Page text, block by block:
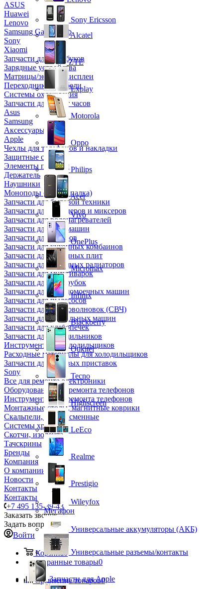
ASUS
Huawei
Lenovo
Samsung Galaxy Tab
Sony
Xiaomi
Запчасти для ноутбуков
Зарядные устройства
Матрицы/экраны/дисплеи
Переходники и кабели
Системы охлаждения
Запчасти для смарт часов
Asus
Samsung
Аксессуары
Apple
Чехлы для телефонов и накладки
Защитные стекла
Элементы питания
Держатель
Наушники
Моноподы (Селфи палка)
Запчасти для бытовой техники
Запчасти для блендеров и миксеров
Запчасти для водонагревателей
Запчасти для кофемашин
Запчасти для кулеров
Запчасти для кухонных комбаинов
Запчасти для кухонных плит
Запчасти для масляных радиаторов
Запчасти для мультиварок
Запчасти для мясорубок
Запчасти для посудомоечных машин
Запчасти для пылесосов
Запчасти для микроволновок (СВЧ)
Запчасти для стиральных машин
Запчасти для хлебопечек
Запчасти для холодильников
Инструмент для холодильщиков
Расходные материалы для холодильщиков
Запчасти для игровых приставок
Sony
Все для ремонта электроники
Оборудование для ремонта телефонов
Инструменты для ремонта телефонов
Монтажные столы, магнитные коврики
Скальпели, лезвия сменные
Системы хранения
Скотчи, изолента
Тачскрины
Бренды
Компания
О компании
Новости
Контакты
Контакты
+7 495 135-39-43
Заказать звонок
Задать вопрос
Войти
Корзина0
Избранные товары0
Сравнение товаров0
Sony Ericsson
Alcatel
ZTE
Explay
Motorola
Oppo
Philips
Acer
Vivo
OnePlus
Micromax
Infinix
Blackberry
Oukitel
Tecno
Highscreen
LeEco
Realme
Prestigio
Wileyfox
Мегафон
Универсальные аккумуляторы (АКБ)
Универсальные разъемы/контакты
Запчасти для Apple